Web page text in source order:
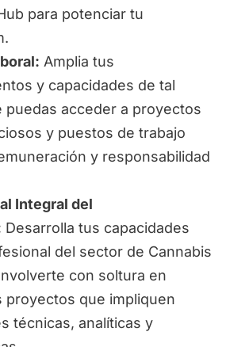
para potenciar tu
Amplia tus
y capacidades de tal
puedas acceder a proyectos
y puestos de trabajo
y responsabilidad
Integral del
Desarrolla tus capacidades
del sector de Cannabis
con soltura en
proyectos que impliquen
técnicas, analíticas y